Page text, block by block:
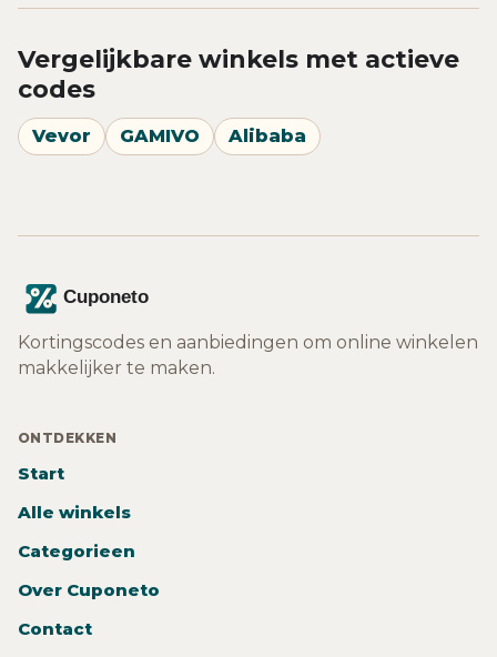
Vergelijkbare winkels met actieve
codes
Vevor GAMIVO Alibaba
Kortingscodes en aanbiedingen om online winkelen
makkelijker te maken.
ONTDEKKEN
Start
Alle winkels
Categorieen
Over Cuponeto
Contact